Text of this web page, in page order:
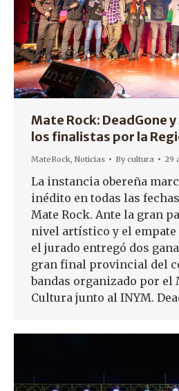
Mate Rock: DeadGone
los finalistas por la
MateRock, Noticias Bycultura 29
La instancia obereña
inédito en todas las
Mate Rock. Ante la gran
nivel artístico y el empate
el jurado entregó dos
gran final provincial del
bandas organizado por
Cultura junto al INYM.